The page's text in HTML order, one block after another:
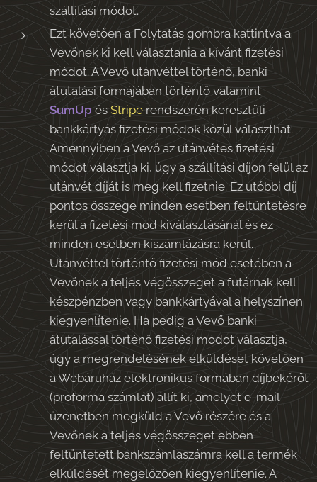
szállítási módot.
Ezt követően a Folytatás gombra kattintva a
Vevőnek ki kell választania a kívánt fizetési
módot. A Vevő utánvéttel történő, banki
átutalási formájában történtő valamint
SumUp és Stripe rendszerén keresztüli
bankkártyás fizetési módok közül választhat.
Amennyiben a Vevő az utánvétes fizetési
módot választja ki, úgy a szállítási díjon felül az
utánvét díját is meg kell fizetnie. Ez utóbbi díj
pontos összege minden esetben feltüntetésre
kerül a fizetési mód kiválasztásánál és ez
minden esetben kiszámlázásra kerül.
Utánvéttel történtő fizetési mód esetében a
Vevőnek a teljes végösszeget a futárnak kell
készpénzben vagy bankkártyával a helyszínen
kiegyenlítenie. Ha pedig a Vevő banki
átutalással történő fizetési módot választja,
úgy a megrendelésének elküldését követően
a Webáruház elektronikus formában díjbekérőt
(proforma számlát) állít ki, amelyet e-mail
üzenetben megküld a Vevő részére és a
Vevőnek a teljes végösszeget ebben
feltüntetett bankszámlaszámra kell a termék
elküldését megelőzően kiegyenlítenie. A